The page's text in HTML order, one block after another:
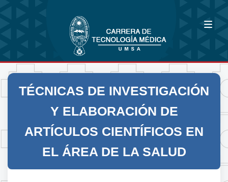
TÉCNICAS DE INVESTIGACIÓN
Y ELABORACIÓN DE
ARTÍCULOS CIENTÍFICOS EN
EL ÁREA DE LA SALUD